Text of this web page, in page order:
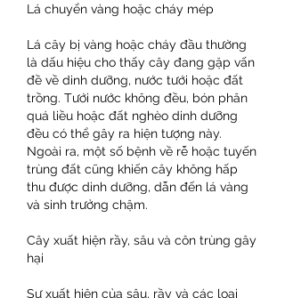
Lá chuyển vàng hoặc cháy mép
Lá cây bị vàng hoặc cháy đầu thường
là dấu hiệu cho thấy cây đang gặp vấn
đề về dinh dưỡng, nước tưới hoặc đất
trồng. Tưới nước không đều, bón phân
quá liều hoặc đất nghèo dinh dưỡng
đều có thể gây ra hiện tượng này.
Ngoài ra, một số bệnh về rễ hoặc tuyến
trùng đất cũng khiến cây không hấp
thu được dinh dưỡng, dẫn đến lá vàng
và sinh trưởng chậm.
Cây xuất hiện rầy, sâu và côn trùng gây
hại
Sự xuất hiện của sâu, rầy và các loại